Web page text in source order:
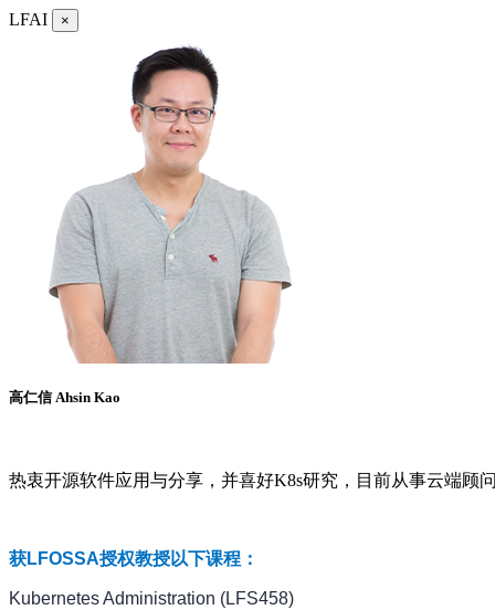
LFAI ×
高仁信 Ahsin Kao
热衷开源软件应用与分享，并喜好K8s研究，目前从事云端顾
获LFOSSA授权教授以下课程：
Kubernetes Administration (LFS458)